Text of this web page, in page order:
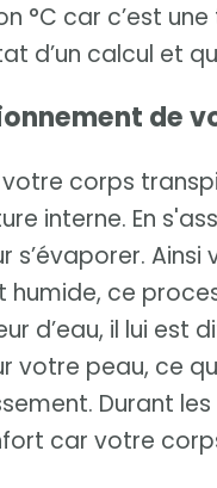
°C car c’est
d’un calcul et
de
corps
interne. En
s’évaporer.
humide, ce
d’eau, il lui est
votre peau, ce
Durant
car votre